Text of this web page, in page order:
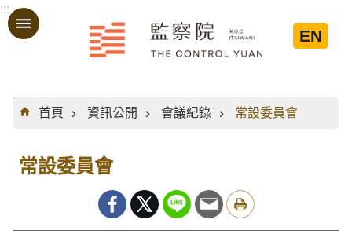
跳到主要內容區塊
:::
EN
:::
首頁
資訊公開 會議紀錄 常設委員會
常設委員會